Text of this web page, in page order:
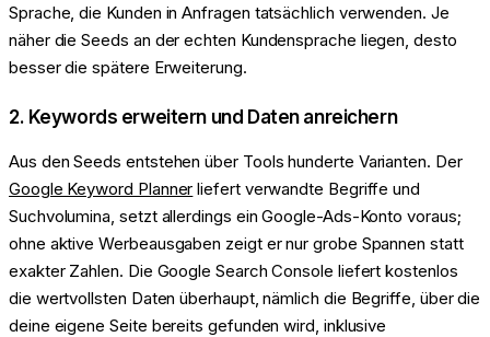
Sprache, die Kunden in Anfragen tatsächlich verwenden. Je
näher die Seeds an der echten Kundensprache liegen, desto
besser die spätere Erweiterung.
2. Keywords erweitern und Daten anreichern
Aus den Seeds entstehen über Tools hunderte Varianten. Der
Google Keyword Planner liefert verwandte Begriffe und
Suchvolumina, setzt allerdings ein Google-Ads-Konto voraus;
ohne aktive Werbeausgaben zeigt er nur grobe Spannen statt
exakter Zahlen. Die Google Search Console liefert kostenlos
die wertvollsten Daten überhaupt, nämlich die Begriffe, über die
deine eigene Seite bereits gefunden wird, inklusive